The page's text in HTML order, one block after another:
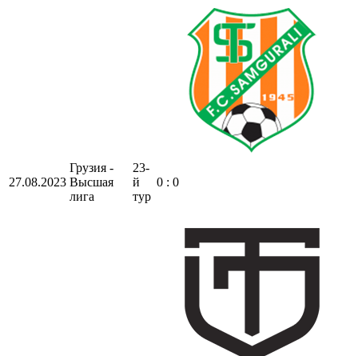
27.08.2023
Грузия -
Высшая
лига
23-
й
тур
0 : 0